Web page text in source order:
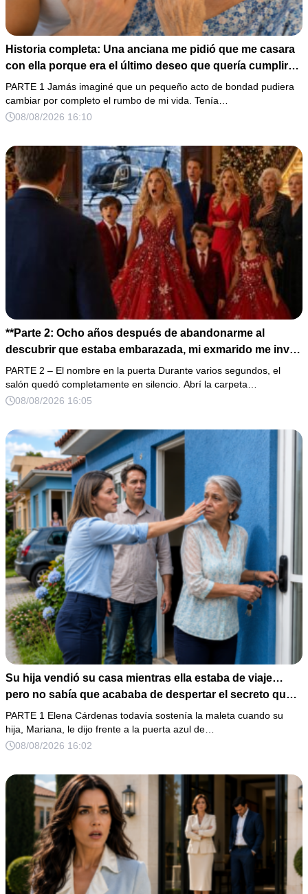
Historia completa: Una anciana me pidió que me casara
con ella porque era el último deseo que quería cumplir
antes de morir. Después de su fallecimiento, su abogado
puso en mis manos una vieja bolsa de hospital que
había conservado durante años y me dijo: «Ella te eligió
PARTE 1 Jamás imaginé que un pequeño acto de bondad pudiera
cambiar por completo el rumbo de mi vida. Tenía…
08/08/2026 16:10
**Parte 2: Ocho años después de abandonarme al
descubrir que estaba embarazada, mi exmarido me invitó
a la cena de Navidad convencido de que podría burlarse
de la mujer a la que creía una fracasada y sin hijos. Lo
que jamás imaginó fue que esa noche sería él quien
PARTE 2 – El nombre en la puerta Durante varios segundos, el
salón quedó completamente en silencio. Abrí la carpeta…
08/08/2026 16:05
Su hija vendió su casa mientras ella estaba de viaje…
pero no sabía que acababa de despertar el secreto que
su padre dejó antes de morir
PARTE 1 Elena Cárdenas todavía sostenía la maleta cuando su
hija, Mariana, le dijo frente a la puerta azul de…
08/08/2026 16:02